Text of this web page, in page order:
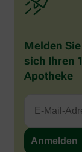
Melden
sich Ihren
Apotheke